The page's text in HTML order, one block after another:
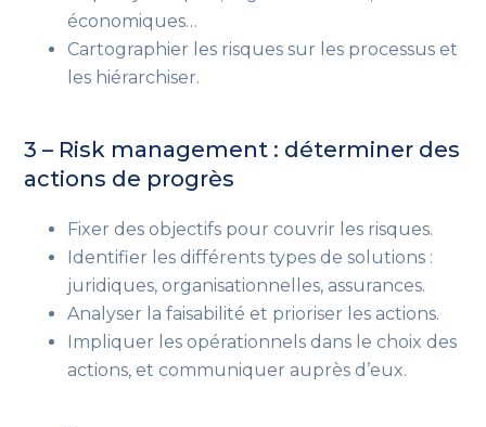
économiques…
Cartographier les risques sur les processus et
les hiérarchiser.
3 – Risk management : déterminer des
actions de progrès
Fixer des objectifs pour couvrir les risques.
Identifier les différents types de solutions :
juridiques, organisationnelles, assurances.
Analyser la faisabilité et prioriser les actions.
Impliquer les opérationnels dans le choix des
actions, et communiquer auprès d’eux.